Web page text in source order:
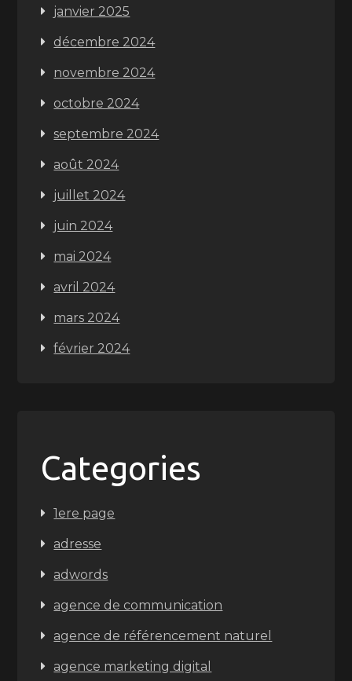
janvier 2025
décembre 2024
novembre 2024
octobre 2024
septembre 2024
août 2024
juillet 2024
juin 2024
mai 2024
avril 2024
mars 2024
février 2024
Categories
1ere page
adresse
adwords
agence de communication
agence de référencement naturel
agence marketing digital